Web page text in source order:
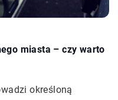
miasta – czy warto
określoną